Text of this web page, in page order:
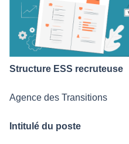
Structure ESS recruteuse
Agence des Transitions
Intitulé du poste